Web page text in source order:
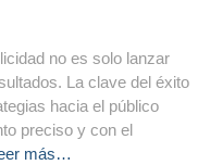
no es solo lanzar
La clave del éxito
hacia el público
preciso y con el
más…